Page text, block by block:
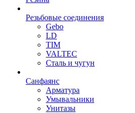
Резьбовые соединения
Gebo
LD
TIM
VALTEC
Сталь и чугун
Санфаянс
Арматура
Умывальники
Унитазы